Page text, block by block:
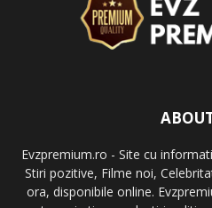
Evzpremium.ro - Site cu
Stiri pozitive, Filme noi,
ora, disponibile online.